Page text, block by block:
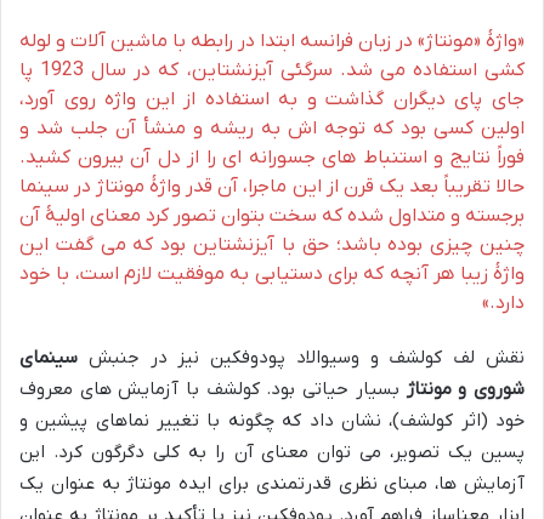
«واژۀ «مونتاژ» در زبان فرانسه ابتدا در رابطه با ماشین آلات و لوله
کشی استفاده می شد. سرگئی آیزنشتاین، که در سال 1923 پا
جای پای دیگران گذاشت و به استفاده از این واژه روی آورد،
اولین کسی بود که توجه اش به ریشه و منشأ آن جلب شد و
فوراً نتایج و استنباط های جسورانه ای را از دل آن بیرون کشید.
حالا تقریباً بعد یک قرن از این ماجرا، آن قدر واژۀ مونتاژ در سینما
برجسته و متداول شده که سخت بتوان تصور کرد معنای اولیۀ آن
چنین چیزی بوده باشد؛ حق با آیزنشتاین بود که می گفت این
واژۀ زیبا هر آنچه که برای دستیابی به موفقیت لازم است، با خود
دارد.»
نقش لف کولشف و وسیوالاد پودوفکین نیز در جنبش سینمای
شوروی و مونتاژبسیار حیاتی بود. کولشف با آزمایش های معروف
خود (اثر کولشف)، نشان داد که چگونه با تغییر نماهای پیشین و
پسین یک تصویر، می توان معنای آن را به کلی دگرگون کرد. این
آزمایش ها، مبنای نظری قدرتمندی برای ایده مونتاژ به عنوان یک